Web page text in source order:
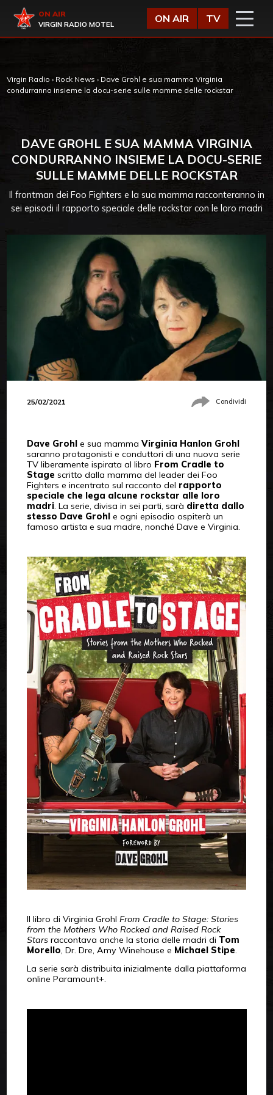
Virgin Radio
ON AIR
VIRGIN RADIO MOTEL
ON AIR TV
Virgin Radio › Rock News › Dave Grohl e sua mamma Virginia
condurranno insieme la docu-serie sulle mamme delle rockstar
DAVE GROHL E SUA MAMMA VIRGINIA
CONDURRANNO INSIEME LA DOCU-SERIE
SULLE MAMME DELLE ROCKSTAR
Il frontman dei Foo Fighters e la sua mamma racconteranno in
sei episodi il rapporto speciale delle rockstar con le loro madri
25/02/2021 Condividi
Dave Grohle sua mamma Virginia Hanlon Grohl
saranno protagonisti e conduttori di una nuova serie
TV liberamente ispirata al libro From Cradle to
Stage scritto dalla mamma del leader dei Foo
Fighters e incentrato sul racconto del rapporto
speciale che lega alcune rockstar alle loro
madri. La serie, divisa in sei parti, sarà diretta dallo
stesso Dave Grohle ogni episodio ospiterà un
famoso artista e sua madre, nonché Dave e Virginia.
Il libro di Virginia Grohl From Cradle to Stage: Stories
from the Mothers Who Rocked and Raised Rock
Starsraccontava anche la storia delle madri di Tom
Morello, Dr. Dre, Amy Winehouse e Michael Stipe.
La serie sarà distribuita inizialmente dalla piattaforma
online Paramount+.